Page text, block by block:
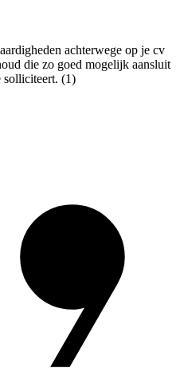
achterwege op je cv
die zo goed mogelijk aansluit
solliciteert. (1)